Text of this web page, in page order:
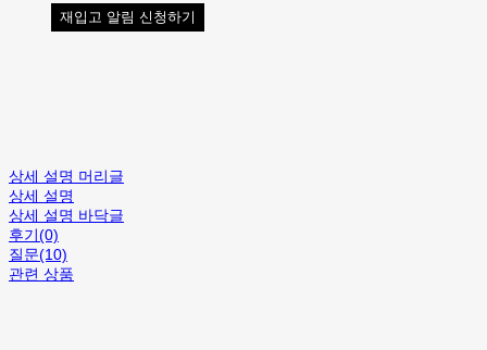
재입고 알림 신청하기
상세 설명 머리글
상세 설명
상세 설명 바닥글
후기(0)
질문(10)
관련 상품